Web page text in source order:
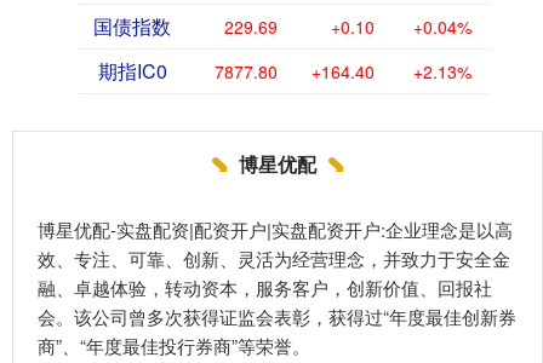
国债指数 229.69 +0.10 +0.04%
期指IC0 7877.80 +164.40 +2.13%
博星优配
博星优配-实盘配资|配资开户|实盘配资开户:企业理念是以高
效、专注、可靠、创新、灵活为经营理念，并致力于安全金
融、卓越体验，转动资本，服务客户，创新价值、回报社
会。该公司曾多次获得证监会表彰，获得过“年度最佳创新券
商”、“年度最佳投行券商”等荣誉。